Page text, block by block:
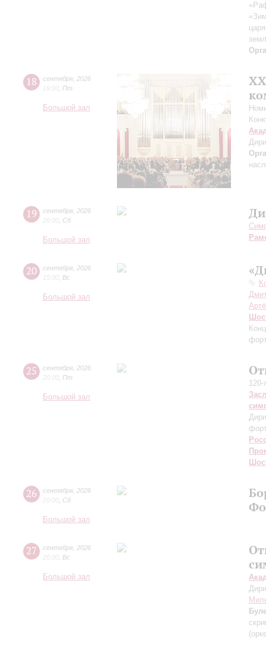
18 сентября 2026
19:00 Пт
Большой зал
19 сентября 2026
20:00 Сб
Большой зал
20 сентября 2026
15:00 Вс
Большой зал
25 сентября 2026
20:00 Пт
Большой зал
26 сентября 2026
20:00 Сб
Большой зал
27 сентября 2026
20:00 Вс
Большой зал